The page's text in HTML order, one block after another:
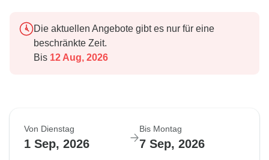
Die aktuellen Angebote gibt es nur für eine
beschränkte Zeit.
Bis 12 Aug, 2026
Von Dienstag
1 Sep, 2026
Bis Montag
7 Sep, 2026